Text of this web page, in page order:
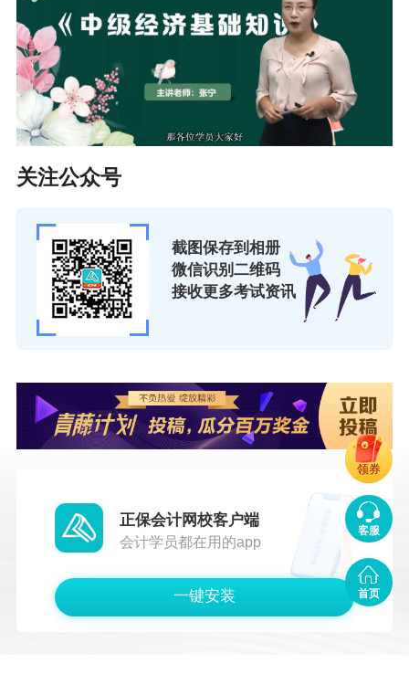
关注公众号
截图保存到相册
微信识别二维码
接收更多考试资讯
正保会计网校客户端
会计学员都在用的app
一键安装
客服
首页
领券